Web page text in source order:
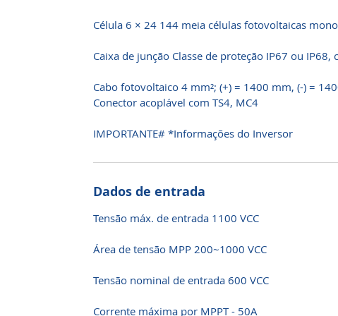
Célula 6 × 24 144 meia células fotovoltaicas
Caixa de junção Classe de proteção IP67 ou IP68,
Cabo fotovoltaico 4 mm²; (+) = 1400 mm, (-) =
Conector acoplável com TS4, MC4
IMPORTANTE# *Informações do Inversor
Dados de entrada
Tensão máx. de entrada 1100 VCC
Área de tensão MPP 200~1000 VCC
Tensão nominal de entrada 600 VCC
Corrente máxima por MPPT - 50A